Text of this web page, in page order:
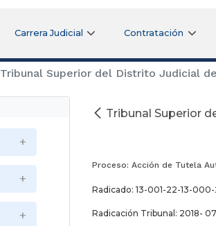
Carrera Judicial Contratación
Tribunal Superior del Distrito Judicial
Tribunal Superior
Proceso: Acción de Tutela
Radicado: 13-001-22-13-
Radicación Tribunal: 2018-